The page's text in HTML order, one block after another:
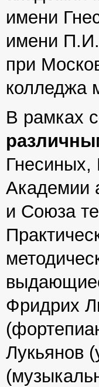
имени
имени
при
колледжа
В рамках
Гнесиных,
Академии
и Союза
Фридрих
Лукьянов